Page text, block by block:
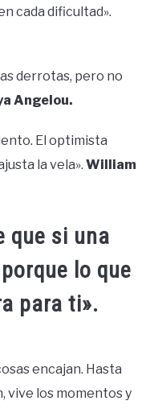
cada dificultad».
derrotas, pero no
Angelou.
El optimista
la vela». William
que si una
lo que
para ti».
encajan. Hasta
vive los momentos y